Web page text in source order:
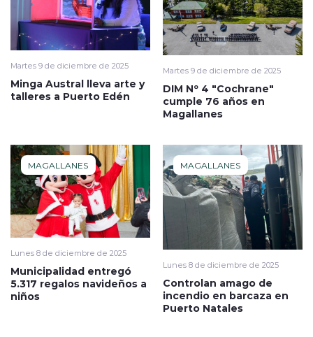
Martes 9 de diciembre de 2025
Minga Austral lleva arte y
talleres a Puerto Edén
Martes 9 de diciembre de 2025
DIM Nº 4 "Cochrane"
cumple 76 años en
Magallanes
MAGALLANES
Lunes 8 de diciembre de 2025
Municipalidad entregó
5.317 regalos navideños a
niños
MAGALLANES
Lunes 8 de diciembre de 2025
Controlan amago de
incendio en barcaza en
Puerto Natales